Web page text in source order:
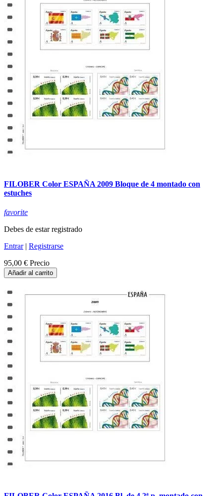
FILOBER Color ESPAÑA 2009 Bloque de 4 montado con
estuches
favorite
Debes de estar registrado
Entrar| Registrarse
95,00 € Precio
Añadir al carrito